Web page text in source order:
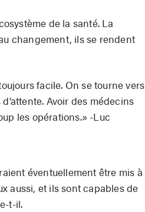
de la santé. La
changement, ils se rendent
facile. On se tourne vers
Avoir des médecins
les opérations.» -Luc
éventuellement être mis à
aussi, et ils sont capables de
t-il.